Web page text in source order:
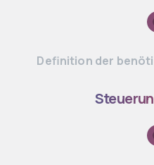
Definition der